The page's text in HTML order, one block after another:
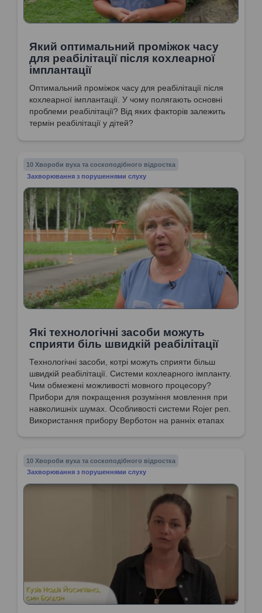
Який оптимальний проміжок часу
для реабілітації після кохлеарної
імплантації
Оптимальний проміжок часу для реабілітації після
кохлеарної імплантації. У чому полягають основні
проблеми реабілітації? Від яких факторів залежить
термін реабілітації у дітей?
10 Хвороби вуха та соскоподібного відростка
Захворювання з порушеннями слуху
Які технологічні засоби можуть
сприяти біль швидкій реабілітації
Технологічні засоби, котрі можуть сприяти більш
швидкій реабілітації. Системи кохлеарного імпланту.
Чим обмежені можливості мовного процесору?
Прибори для покращення розуміння мовлення при
навколишніх шумах. Особливості системи Rojer pen.
Використання прибору Верботон на ранніх етапах
10 Хвороби вуха та соскоподібного відростка
Захворювання з порушеннями слуху